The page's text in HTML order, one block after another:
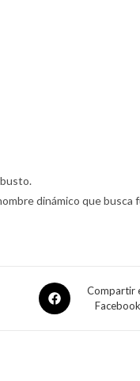
dinámico que
Compartir
Facebook